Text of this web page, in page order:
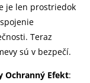
je len prostriedok
Teraz
sú v bezpečí.
Ochranný Efekt: